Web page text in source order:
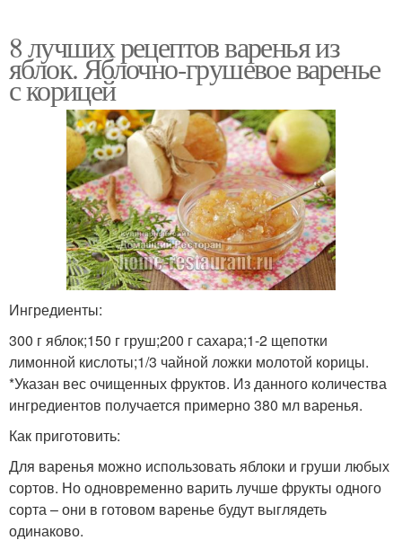
8 лучших рецептов варенья из
яблок. Яблочно-грушевое варенье
с корицей
Ингредиенты:
300 г яблок;150 г груш;200 г сахара;1-2 щепотки
лимонной кислоты;1/3 чайной ложки молотой корицы.
*Указан вес очищенных фруктов. Из данного количества
ингредиентов получается примерно 380 мл варенья.
Как приготовить:
Для варенья можно использовать яблоки и груши любых
сортов. Но одновременно варить лучше фрукты одного
сорта – они в готовом варенье будут выглядеть
одинаково.